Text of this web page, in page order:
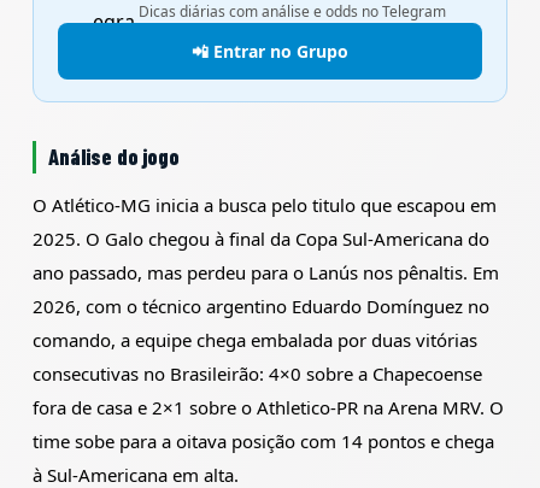
Dicas diárias com análise e odds no Telegram
📲 Entrar no Grupo
Análise do jogo
O Atlético-MG inicia a busca pelo titulo que escapou em
2025. O Galo chegou à final da Copa Sul-Americana do
ano passado, mas perdeu para o Lanús nos pênaltis. Em
2026, com o técnico argentino Eduardo Domínguez no
comando, a equipe chega embalada por duas vitórias
consecutivas no Brasileirão: 4×0 sobre a Chapecoense
fora de casa e 2×1 sobre o Athletico-PR na Arena MRV. O
time sobe para a oitava posição com 14 pontos e chega
à Sul-Americana em alta.